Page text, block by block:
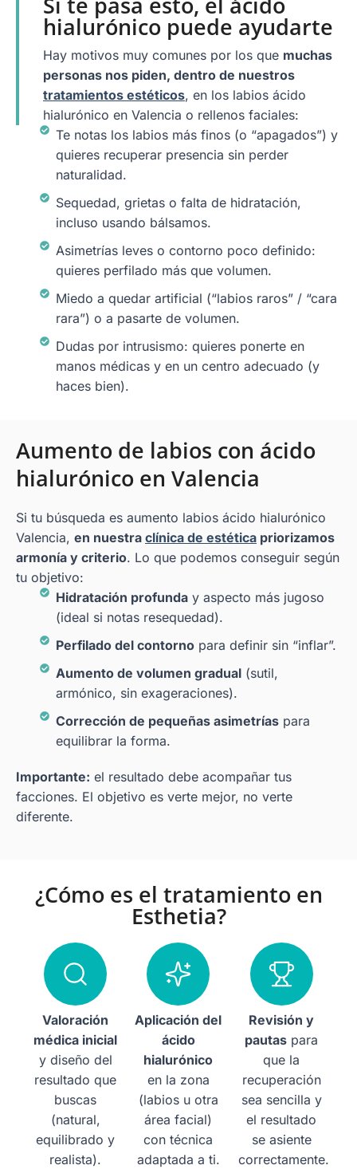
hialurónico puede ayudarte
Hay motivos muy comunes por los que muchas
personas nos piden, dentro de nuestros
tratamientos estéticos, en los labios ácido
hialurónico en Valencia o rellenos faciales:
Te notas los labios más finos (o “apagados”) y
quieres recuperar presencia sin perder
naturalidad.
Sequedad, grietas o falta de hidratación,
incluso usando bálsamos.
Asimetrías leves o contorno poco definido:
quieres perfilado más que volumen.
Miedo a quedar artificial (“labios raros” / “cara
rara”) o a pasarte de volumen.
Dudas por intrusismo: quieres ponerte en
manos médicas y en un centro adecuado (y
haces bien).
Aumento de labios con ácido
hialurónico en Valencia
Si tu búsqueda es aumento labios ácido hialurónico
Valencia, en nuestra clínica de estética priorizamos
armonía y criterio. Lo que podemos conseguir según
tu objetivo:
Hidratación profunda y aspecto más jugoso
(ideal si notas resequedad).
Perfilado del contorno para definir sin “inflar”.
Aumento de volumen gradual (sutil,
armónico, sin exageraciones).
Corrección de pequeñas asimetrías para
equilibrar la forma.
Importante: el resultado debe acompañar tus
facciones. El objetivo es verte mejor, no verte
diferente.
¿Cómo es el tratamiento en
Esthetia?
Valoración
médica inicial
y diseño del
resultado que
buscas
(natural,
equilibrado y
realista).
Aplicación del
ácido
hialurónico
en la zona
(labios u otra
área facial)
con técnica
adaptada a ti.
Revisión y
pautas para
que la
recuperación
sea sencilla y
el resultado
se asiente
correctamente.